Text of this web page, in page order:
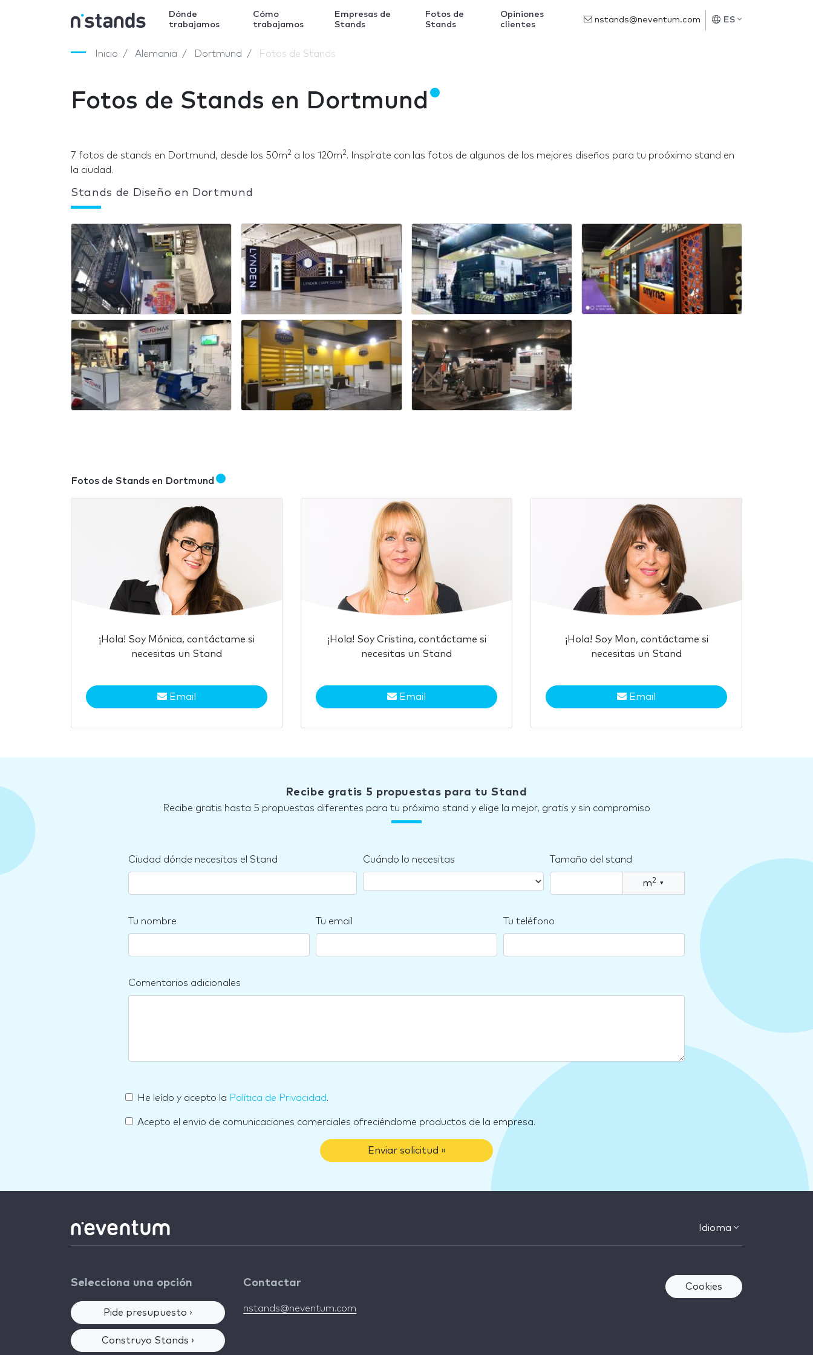
Dónde
trabajamos
Cómo
trabajamos
Empresas de
Stands
Fotos de
Stands
Opiniones
clientes
nstands@neventum.com ES
Inicio Alemania Dortmund Fotos de Stands
Fotos de Stands en Dortmund
7 fotos de stands en Dortmund, desde los 50m2 a los 120m2. Inspírate con las fotos de algunos de los mejores diseños para tu proóximo stand en
la ciudad.
Stands de Diseño en Dortmund
Fotos de Stands en Dortmund
¡Hola! Soy Mónica, contáctame si
necesitas un Stand
Email
¡Hola! Soy Cristina, contáctame si
necesitas un Stand
Email
¡Hola! Soy Mon, contáctame si
necesitas un Stand
Email
Recibe gratis 5 propuestas para tu Stand
Recibe gratis hasta 5 propuestas diferentes para tu próximo stand y elige la mejor, gratis y sin compromiso
Ciudad dónde necesitas el Stand Cuándo lo necesitas Tamaño del stand
m2 ▾
Tu nombre Tu email Tu teléfono
Comentarios adicionales
He leído y acepto la Política de Privacidad.
Acepto el envio de comunicaciones comerciales ofreciéndome productos de la empresa.
Enviar solicitud »
Idioma
Selecciona una opción
Pide presupuesto ›
Construyo Stands ›
Contactar
nstands@neventum.com
Cookies